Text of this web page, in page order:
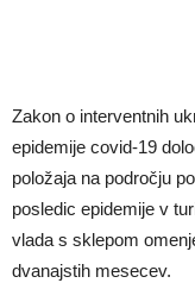
Zakon o interventnih
epidemije covid-19
položaja na področju
posledic epidemije v
vlada s sklepom
dvanajstih mesecev.